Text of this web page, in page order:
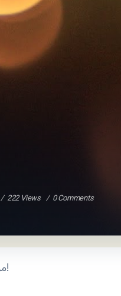
222 Views 0 Comments
– مردم از بس که زندگی کردم!